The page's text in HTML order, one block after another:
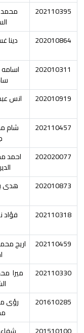
202110395
محمد
202010864
دينا
202010311
202010919
انس
202110457
شام
202020077
احمد
202010873
هدى
202110318
فؤاد
202110459
اريج
202110330
ميرا
201610285
رؤى